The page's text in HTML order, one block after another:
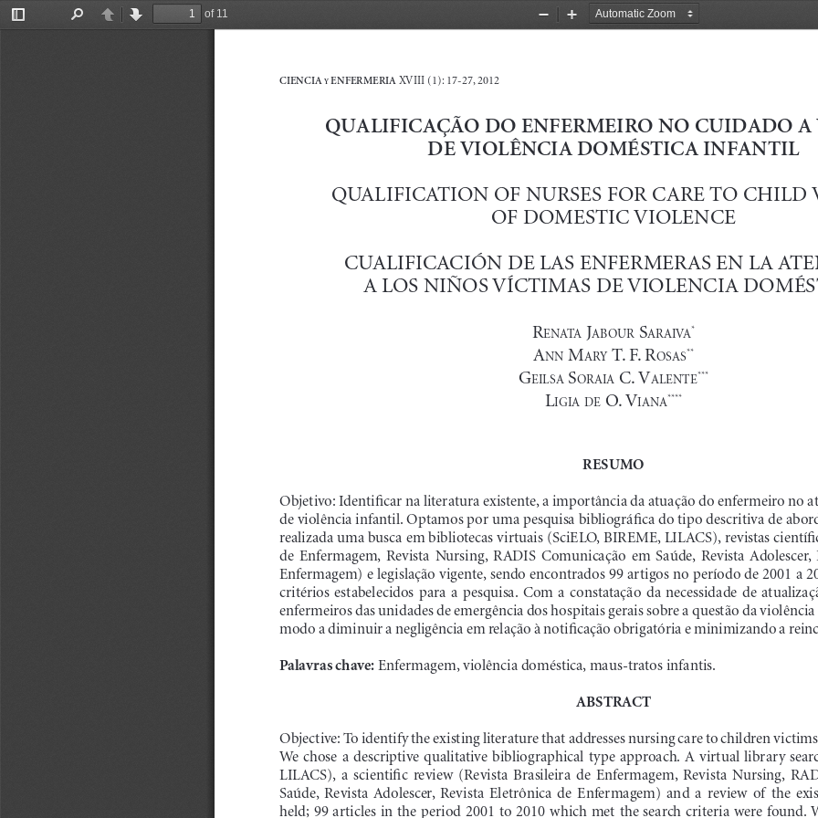
Toggle
PreviousNext
of 11
Zoom
Zoom
CIENCIA Y ENFERMERIA XVIII (1): 17-27, 2012
QUALIFICAÇÃO DO ENFERMEIRO NO CUIDADO
DE VIOLÊNCIA DOMÉSTICA INFANTIL
QUALIFICATION OF NURSES FOR CARE TO CHILD
OF DOMESTIC VIOLENCE
CUALIFICACIÓN DE LAS ENFERMERAS EN LA
A LOS NIÑOS VÍCTIMAS DE VIOLENCIA
r enata JabOur Saraiva*
a nn mary t . f . rOSaS**
g eilSa SOraia C. v alente***
l igia De O. v iana****
RESUMO
Objetivo: Identificar na literatura existente, a importância da atuação do enfermeiro no
de violência infantil. Optamos por uma pesquisa bibliográfica do tipo descritiva de
realizada uma busca em bibliotecas virtuais (SciELO, BIREME, LILACS), revistas
de  Enfermagem,  Revista  Nursing,  RADIS  Comunicação  em  Saúde,  Revista  Adolescer,
Enfermagem) e legislação vigente, sendo encontrados 99 artigos no período de 2001 a
critérios  estabelecidos  para  a  pesquisa.  Com  a  constatação  da  necessidade  de
enfermeiros das unidades de emergência dos hospitais gerais sobre a questão da
modo a diminuir a negligência em relação à notificação obrigatória e minimizando a
Palavras chave: Enfermagem, violência doméstica, maus-tratos infantis.
ABSTRACT
Objective: To identify the existing literature that addresses nursing care to children
We  chose  a  descriptive  qualitative  bibliographical  type  approach.  A  virtual  library
LILACS),  a  scientific  review  (Revista  Brasileira  de  Enfermagem,  Revista  Nursing,
Saúde,  Revista  Adolescer,  Revista  Eletrônica  de  Enfermagem)  and  a  review  of  the
held; 99 articles in the period 2001 to 2010 which met the search criteria were found.